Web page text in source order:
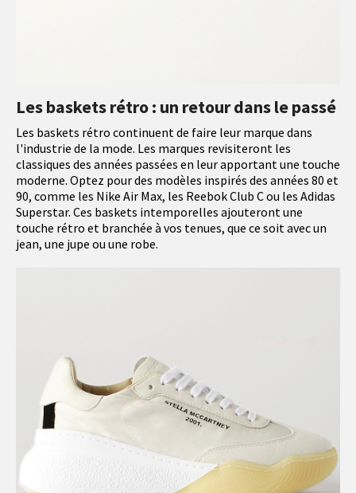
Les baskets rétro : un retour dans le passé
Les baskets rétro continuent de faire leur marque dans
l'industrie de la mode. Les marques revisiteront les
classiques des années passées en leur apportant une touche
moderne. Optez pour des modèles inspirés des années 80 et
90, comme les Nike Air Max, les Reebok Club C ou les Adidas
Superstar. Ces baskets intemporelles ajouteront une
touche rétro et branchée à vos tenues, que ce soit avec un
jean, une jupe ou une robe.